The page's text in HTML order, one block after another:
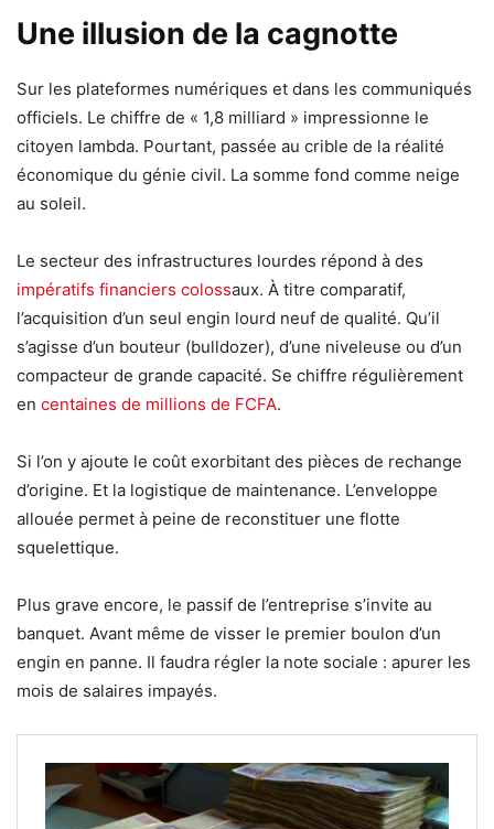
Une illusion de la cagnotte
Sur les plateformes numériques et dans les communiqués
officiels. Le chiffre de « 1,8 milliard » impressionne le
citoyen lambda. Pourtant, passée au crible de la réalité
économique du génie civil. La somme fond comme neige
au soleil.
Le secteur des infrastructures lourdes répond à des
impératifs financiers colossaux. À titre comparatif,
l’acquisition d’un seul engin lourd neuf de qualité. Qu’il
s’agisse d’un bouteur (bulldozer), d’une niveleuse ou d’un
compacteur de grande capacité. Se chiffre régulièrement
en centaines de millions de FCFA.
Si l’on y ajoute le coût exorbitant des pièces de rechange
d’origine. Et la logistique de maintenance. L’enveloppe
allouée permet à peine de reconstituer une flotte
squelettique.
Plus grave encore, le passif de l’entreprise s’invite au
banquet. Avant même de visser le premier boulon d’un
engin en panne. Il faudra régler la note sociale : apurer les
mois de salaires impayés.